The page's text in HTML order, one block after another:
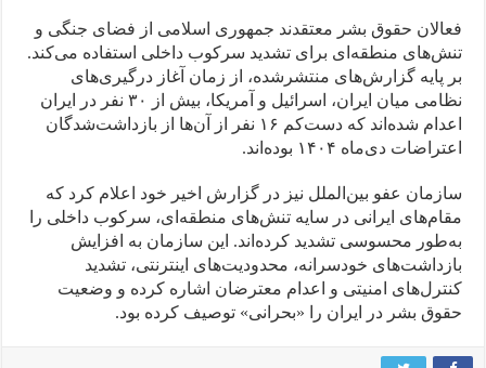
فعالان حقوق بشر معتقدند جمهوری اسلامی از فضای جنگی و
تنش‌های منطقه‌ای برای تشدید سرکوب داخلی استفاده می‌کند.
بر پایه گزارش‌های منتشرشده، از زمان آغاز درگیری‌های
نظامی میان ایران، اسرائیل و آمریکا، بیش از ۳۰ نفر در ایران
اعدام شده‌اند که دست‌کم ۱۶ نفر از آن‌ها از بازداشت‌شدگان
اعتراضات دی‌ماه ۱۴۰۴ بوده‌اند.
سازمان عفو بین‌الملل نیز در گزارش اخیر خود اعلام کرد که
مقام‌های ایرانی در سایه تنش‌های منطقه‌ای، سرکوب داخلی را
به‌طور محسوسی تشدید کرده‌اند. این سازمان به افزایش
بازداشت‌های خودسرانه، محدودیت‌های اینترنتی، تشدید
کنترل‌های امنیتی و اعدام معترضان اشاره کرده و وضعیت
حقوق بشر در ایران را «بحرانی» توصیف کرده بود.